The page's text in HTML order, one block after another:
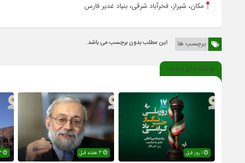
مکان، شیراز، فخرآباد شرقی، بنیاد غدیر فارس
برچسب ها این مطلب بدون برچسب می باشد.
نوشته های مشابه
1 روز قبل 3 هفته قبل 3 هفته قبل